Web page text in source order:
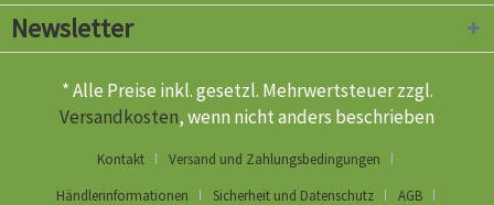
Newsletter
* Alle Preise inkl. gesetzl. Mehrwertsteuer zzgl.
Versandkosten, wenn nicht anders beschrieben
Kontakt
Versand und Zahlungsbedingungen
Händlerinformationen
Sicherheit und Datenschutz AGB